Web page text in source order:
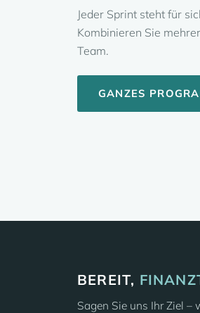
Jeder Sprint steht für
Kombinieren Sie
Team.
GANZES
BEREIT,
Sagen Sie uns Ihr Ziel –